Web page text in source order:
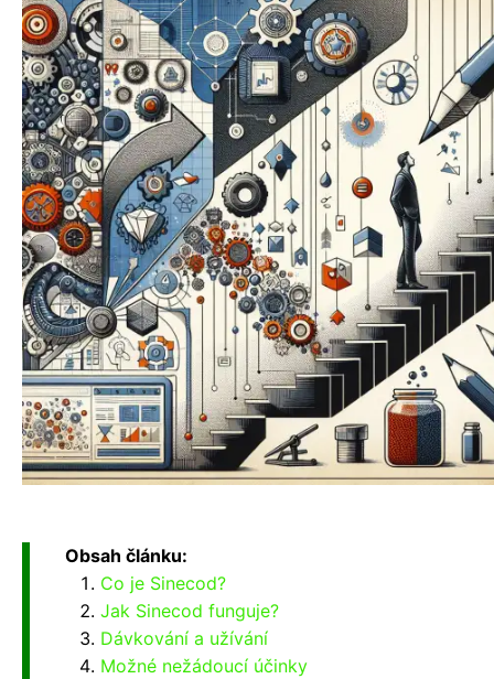
Obsah článku:
Co je Sinecod?
Jak Sinecod funguje?
Dávkování a užívání
Možné nežádoucí účinky